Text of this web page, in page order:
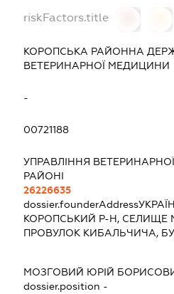
riskFactors.title
КОРОПСЬКА РАЙОННА
ВЕТЕРИНАРНОЇ МЕДИЦИНИ
-
00721188
УПРАВЛІННЯ
РАЙОНІ
26226635
dossier.founderAddress
КОРОПСЬКИЙ Р-Н, СЕЛИЩЕ
ПРОВУЛОК КИБАЛЬЧИЧА,
МОЗГОВИЙ ЮРІЙ
dossier.position -